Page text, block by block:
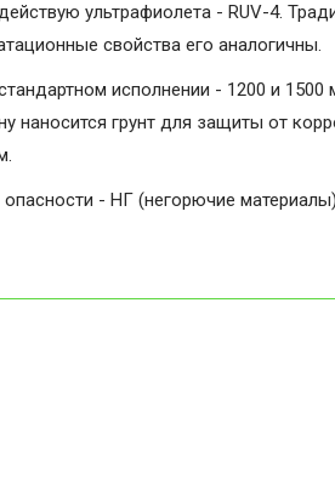
ультрафиолета - RUV-4.
свойства его аналогичны.
исполнении - 1200 и
наносится грунт для защиты от
- НГ (негорючие